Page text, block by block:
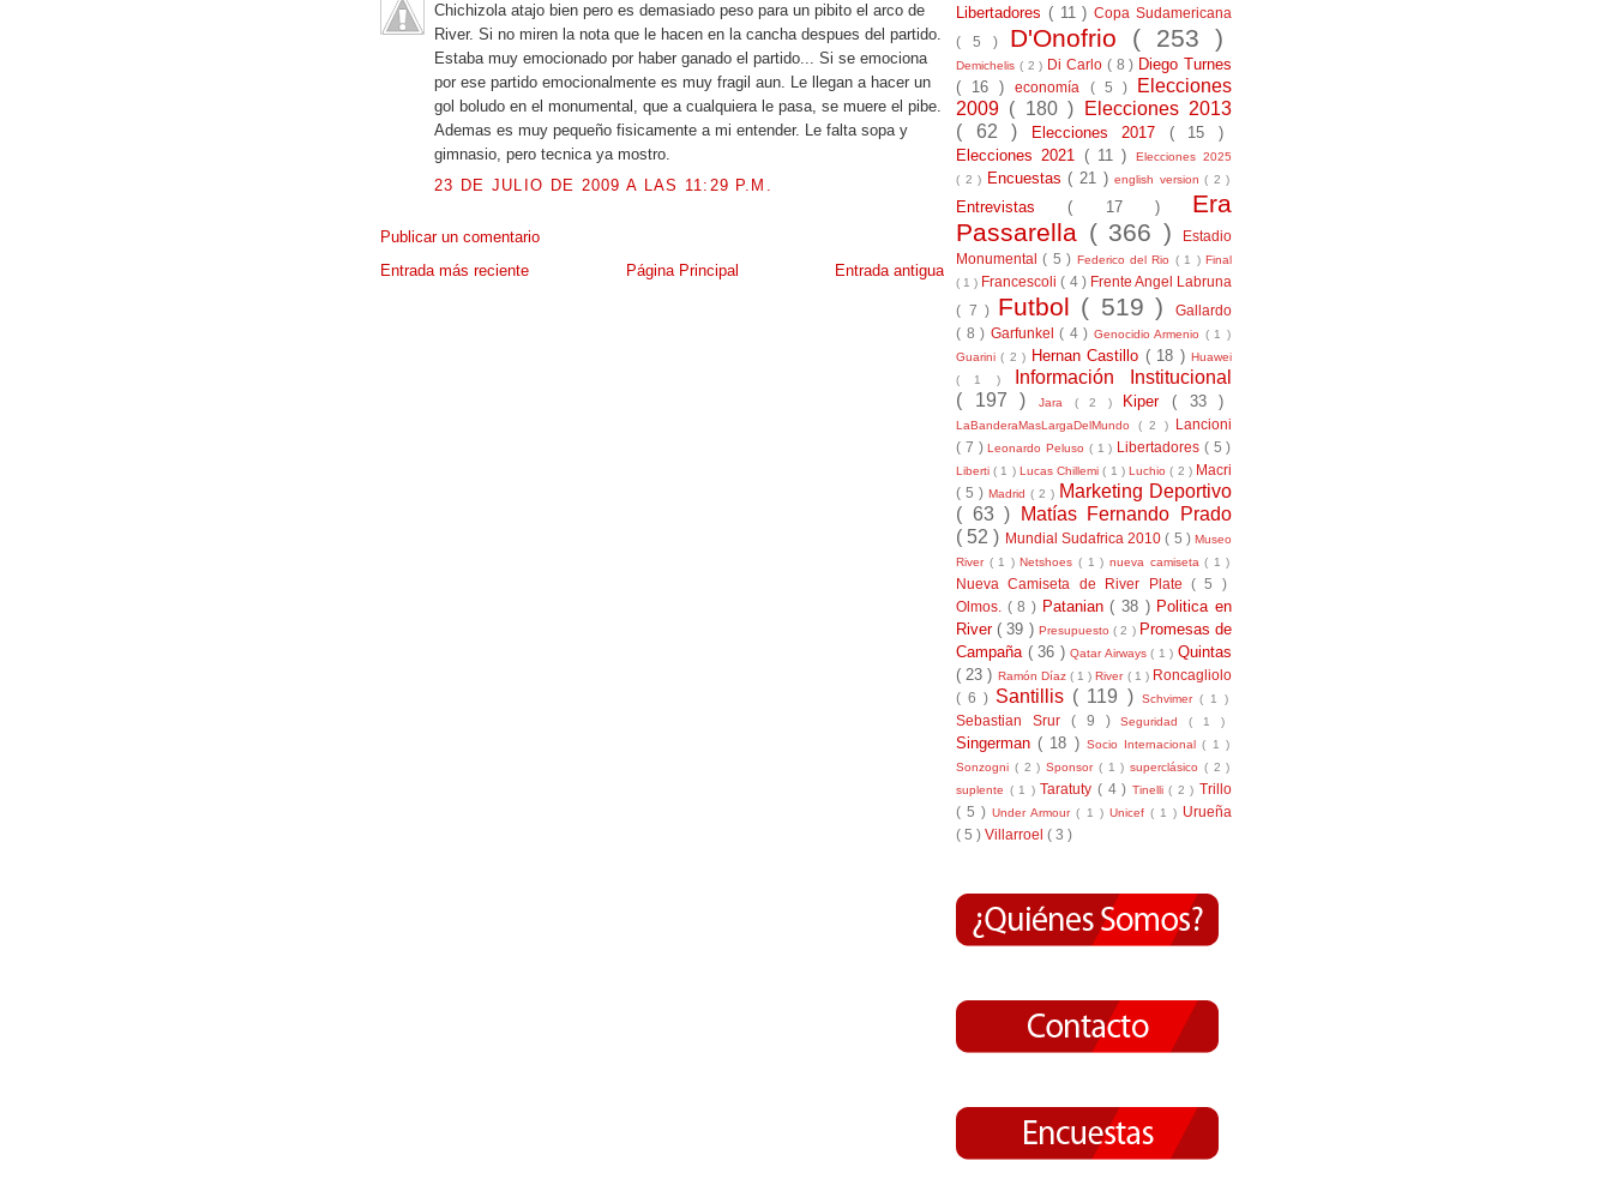
Chichizola atajo bien pero es demasiado peso para un pibito el arco de
River. Si no miren la nota que le hacen en la cancha despues del partido.
Estaba muy emocionado por haber ganado el partido... Si se emociona
por ese partido emocionalmente es muy fragil aun. Le llegan a hacer un
gol boludo en el monumental, que a cualquiera le pasa, se muere el pibe.
Ademas es muy pequeño fisicamente a mi entender. Le falta sopa y
gimnasio, pero tecnica ya mostro.
23 DE JULIO DE 2009 A LAS 11:29 P.M.
Publicar un comentario
Entrada más reciente
Entrada antigua
Página Principal
Libertadores ( 11 )Copa Sudamericana
( 5 ) D'Onofrio ( 253 )
Demichelis ( 2 ) Di Carlo ( 8 ) Diego Turnes
( 16 )economía ( 5 )
Elecciones
2009 ( 180 )
Elecciones 2013
( 62 )
Elecciones 2017 ( 15 )
Elecciones 2021 ( 11 )
Elecciones 2025
( 2 )
Encuestas( 21 )english version( 2 )
Entrevistas( 17 ) Era
Passarella ( 366 )
Estadio
Monumental( 5 ) Federico del Rio ( 1 )Final
( 1 ) Francescoli( 4 ) Frente Angel Labruna
( 7 ) Futbol ( 519 )Gallardo
( 8 ) Garfunkel ( 4 ) Genocidio Armenio ( 1 )
Guarini( 2 ) Hernan Castillo ( 18 )Huawei
( 1 )
Información Institucional
( 197 )
Jara ( 2 ) Kiper( 33 )
LaBanderaMasLargaDelMundo ( 2 ) Lancioni
( 7 )Leonardo Peluso ( 1 ) Libertadores ( 5 )
Liberti( 1 ) Lucas Chillemi( 1 )Luchio( 2 ) Macri
( 5 ) Madrid ( 2 ) Marketing Deportivo
( 63 )
Matías Fernando Prado
( 52 ) Mundial Sudafrica 2010( 5 )Museo
River ( 1 )Netshoes( 1 ) nueva camiseta( 1 )
Nueva Camiseta de River Plate ( 5 )
Olmos. ( 8 ) Patanian( 38 ) Politica en
River( 39 ) Presupuesto( 2 ) Promesas de
Campaña ( 36 )Qatar Airways( 1 )Quintas
( 23 ) Ramón Díaz ( 1 )River ( 1 ) Roncagliolo
( 6 ) Santillis ( 119 ) Schvimer ( 1 )
Sebastian Srur ( 9 )Seguridad( 1 )
Singerman( 18 ) Socio Internacional( 1 )
Sonzogni ( 2 ) Sponsor ( 1 ) superclásico ( 2 )
suplente ( 1 ) Taratuty ( 4 ) Tinelli( 2 ) Trillo
( 5 )Under Armour( 1 ) Unicef ( 1 ) Urueña
( 5 ) Villarroel ( 3 )